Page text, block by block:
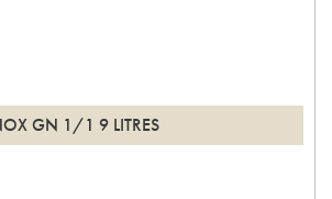
GN 1/1 9 LITRES